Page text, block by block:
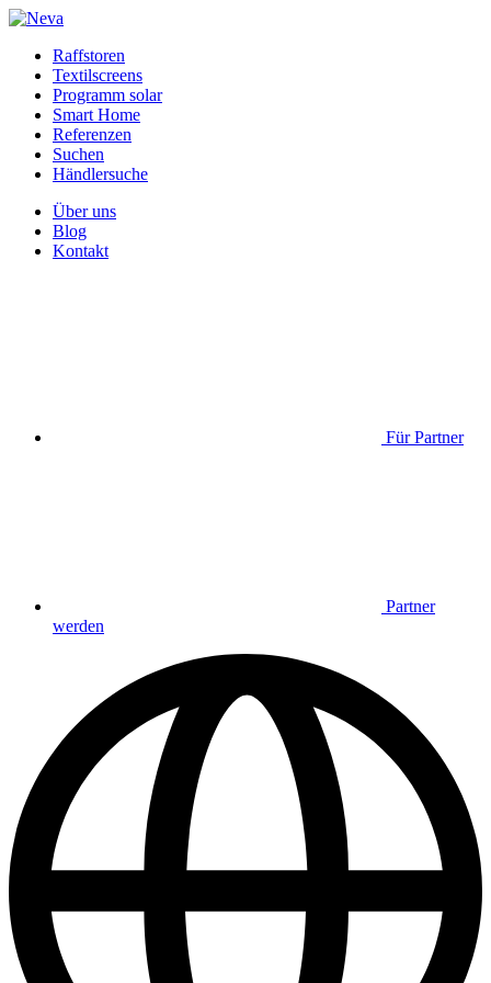
Raffstoren
Textilscreens
Programm solar
Smart Home
Referenzen
Suchen
Händlersuche
Über uns
Blog
Kontakt
Für Partner
Partner
werden